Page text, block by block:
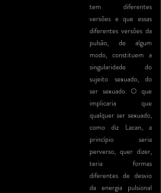
tem diferentes
versões e que essas
diferentes versões da
pulsão, de algum
modo, constituem a
singularidade do
sujeito sexuado, do
ser sexuado. O que
implicaria que
qualquer ser sexuado,
como diz Lacan, a
princípio seria
perverso, quer dizer,
teria formas
diferentes de desvio
da energia pulsional